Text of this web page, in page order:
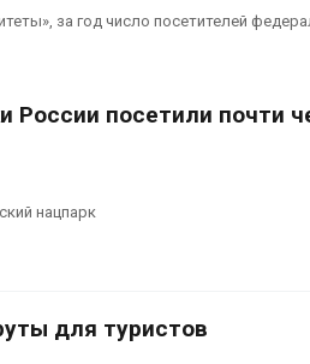
за год число посетителей
России посетили почти
нацпарк
для туристов
снизят
по статье о